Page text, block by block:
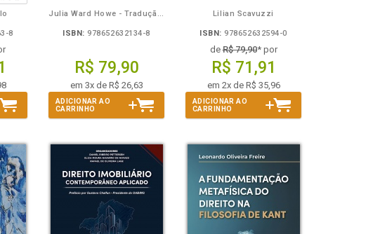
8
Julia Ward Howe - Tradução: Osvaldo Ferreira de Carvalho
ISBN: 978652632134-8
R$ 79,90
em 3x de R$ 26,63
ADICIONAR AO
CARRINHO
Lilian Scavuzzi
ISBN: 978652632594-0
deR$ 79,90* por
R$ 71,91
em 2x de R$ 35,96
ADICIONAR AO
CARRINHO